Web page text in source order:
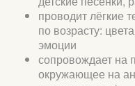
проводит лёгкие
по возрасту:
эмоции
сопровождает на
окружающее на